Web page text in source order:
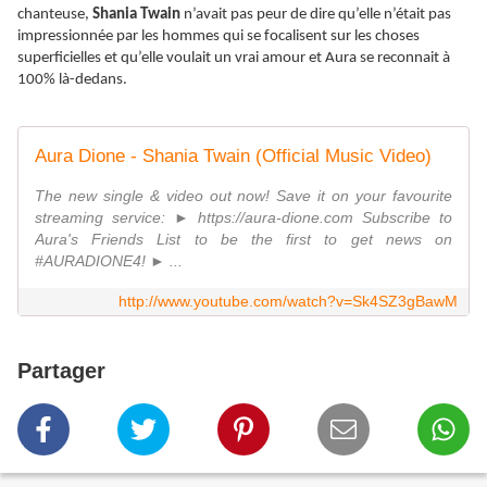
chanteuse, Shania Twain n’avait pas peur de dire qu’elle n’était pas
impressionnée par les hommes qui se focalisent sur les choses
superficielles et qu’elle voulait un vrai amour et Aura se reconnait à
100% là-dedans.
Aura Dione - Shania Twain (Official Music Video)
The new single & video out now! Save it on your favourite
streaming service: ► https://aura-dione.com Subscribe to
Aura's Friends List to be the first to get news on
#AURADIONE4! ► ...
http://www.youtube.com/watch?v=Sk4SZ3gBawM
Partager